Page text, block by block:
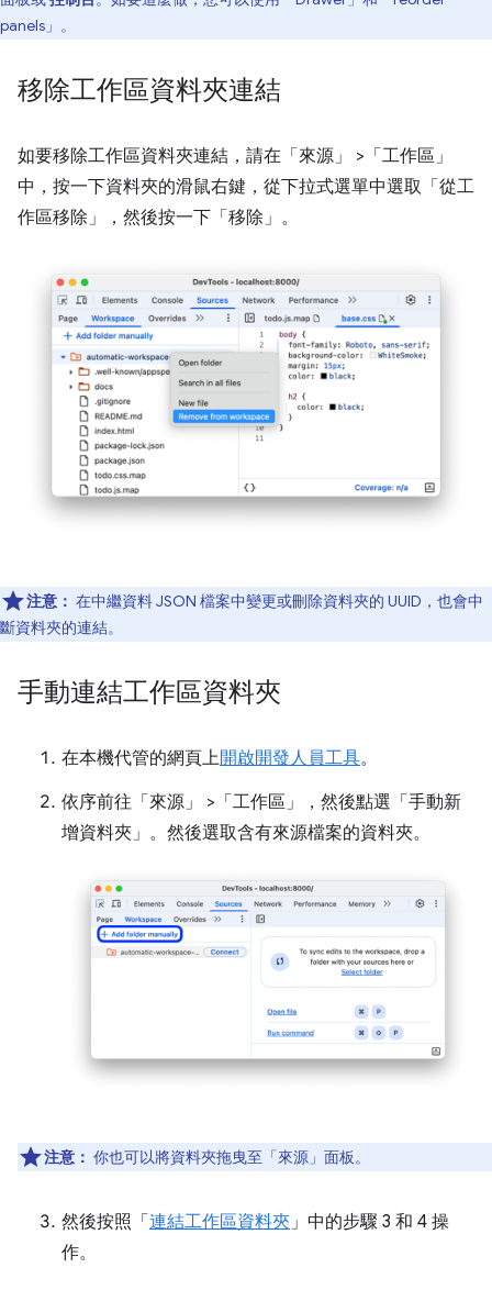
panels」 。
移除工作區資料夾連結
如要移除工作區資料夾連結，請在「來源」
>「工作區」
中，按一下資料夾的滑鼠右鍵，從下拉式選單中選取「從工
作區移除」
，然後按一下「移除」 。
注意： 在中繼資料 JSON 檔案中變更或刪除資料夾的 UUID，也會中
斷資料夾的連結。
手動連結工作區資料夾
在本機代管的網頁上開啟開發人員工具。
依序前往「來源」
>「工作區」
，然後點選「手動新
增資料夾」 。然後選取含有來源檔案的資料夾。
注意： 你也可以將資料夾拖曳至「來源」 面板。
然後按照「 連結工作區資料夾」中的步驟 3 和 4 操
作。